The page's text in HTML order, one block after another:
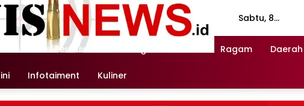
Sabtu, 8
Peristiwa Ragam Daerah
Infotaiment Kuliner